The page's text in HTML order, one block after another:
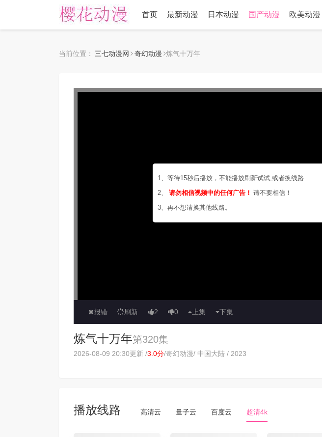
首页 最新动漫 日本动漫 国产动漫 欧美动漫
当前位置： 三七动漫网 奇幻动漫 炼气十万年
报错 刷新 2 0 上集 下集
1、等待15秒后播放，不能播放刷新试试,或者换线路
2、
请勿相信视频中的任何广告！ 请不要相信！
3、再不想请换其他线路。
炼气十万年第320集
2026-08-09 20:30更新 /3.0分/奇幻动漫/ 中国大陆 / 2023
播放线路 高清云 量子云 百度云 超清4k